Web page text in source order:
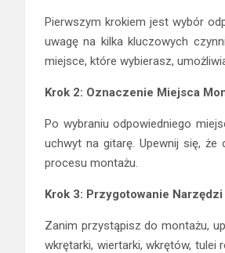
Pierwszym krokiem jest wybór
uwagę na kilka kluczowych
miejsce, które wybierasz,
Krok 2: Oznaczenie Miejsca
Po wybraniu odpowiedniego
uchwyt na gitarę. Upewnij się, że
procesu montażu.
Krok 3: Przygotowanie Narzędzi
Zanim przystąpisz do montażu,
wkrętarki, wiertarki, wkrętów, tulei